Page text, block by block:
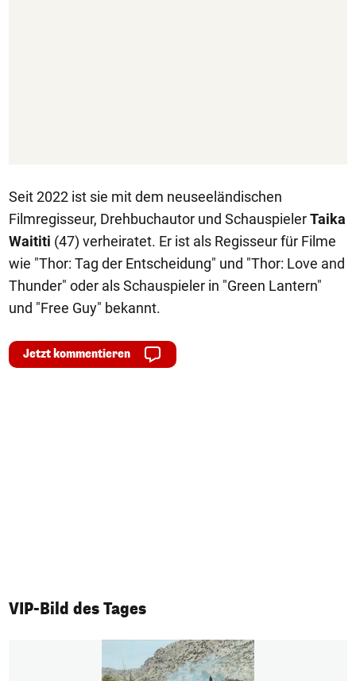
Seit 2022 ist sie mit dem neuseeländischen
Filmregisseur, Drehbuchautor und SchauspielerTaika
Waititi (47) verheiratet. Er ist als Regisseur für Filme
wie "Thor: Tag der Entscheidung" und "Thor: Love and
Thunder" oder als Schauspieler in "Green Lantern"
und "Free Guy" bekannt.
Jetzt kommentieren
VIP-Bild des Tages
1/50